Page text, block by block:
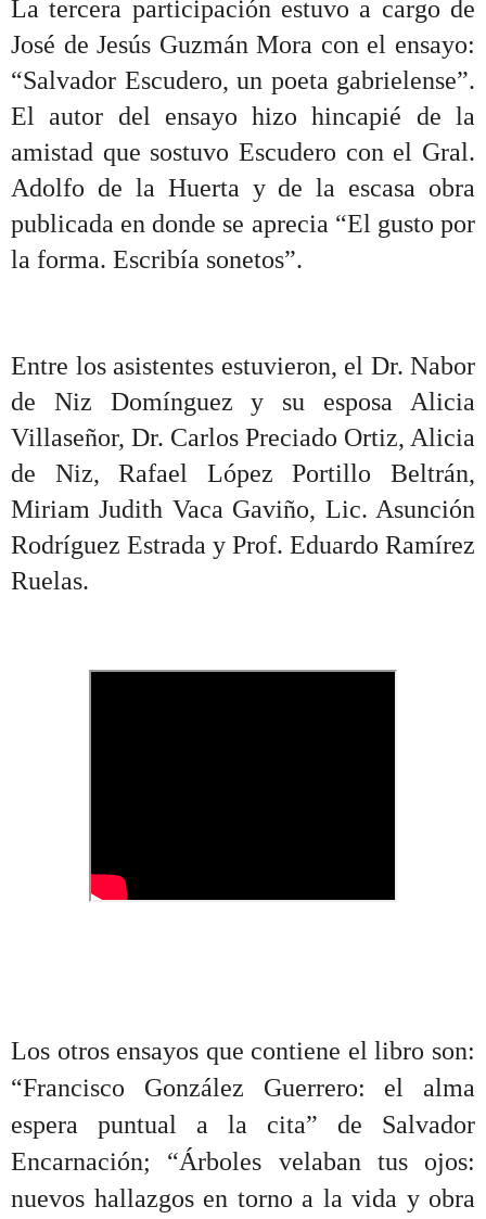
La tercera participación estuvo a cargo de
José de Jesús Guzmán Mora con el ensayo:
“Salvador Escudero, un poeta gabrielense”.
El autor del ensayo hizo hincapié de la
amistad que sostuvo Escudero con el Gral.
Adolfo de la Huerta y de la escasa obra
publicada en donde se aprecia “El gusto por
la forma. Escribía sonetos”.
Entre los asistentes estuvieron, el Dr. Nabor
de Niz Domínguez y su esposa Alicia
Villaseñor, Dr. Carlos Preciado Ortiz, Alicia
de Niz, Rafael López Portillo Beltrán,
Miriam Judith Vaca Gaviño, Lic. Asunción
Rodríguez Estrada y Prof. Eduardo Ramírez
Ruelas.
Los otros ensayos que contiene el libro son:
“Francisco González Guerrero: el alma
espera puntual a la cita” de Salvador
Encarnación; “Árboles velaban tus ojos:
nuevos hallazgos en torno a la vida y obra